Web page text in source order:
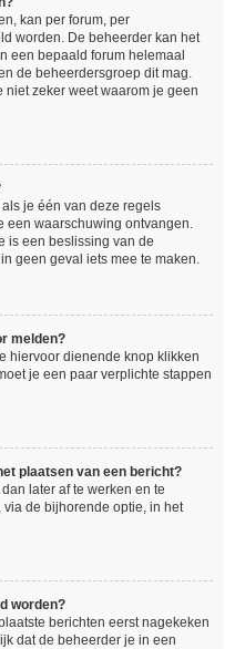
kan per forum, per
worden. De beheerder kan het
een bepaald forum helemaal
de beheerdersgroep dit mag.
niet zeker weet waarom je geen
je één van deze regels
een waarschuwing ontvangen.
is een beslissing van de
geen geval iets mee te maken.
melden?
hiervoor dienende knop klikken
je een paar verplichte stappen
plaatsen van een bericht?
later af te werken en te
de bijhorende optie, in het
worden?
berichten eerst nagekeken
dat de beheerder je in een